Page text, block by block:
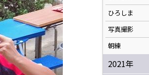
ひろしま
写真撮影
朝練
2021年